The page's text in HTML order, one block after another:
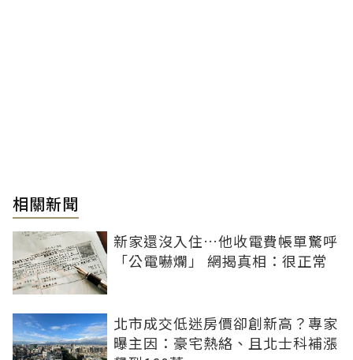
相關新聞
新家還沒入住…他收電費帳單驚呼
「公電嚇爛」 網揭真相：很正常
北市成交低迷房價卻創新高？專家
曝主因：豪宅熱絡、且北士科補漲